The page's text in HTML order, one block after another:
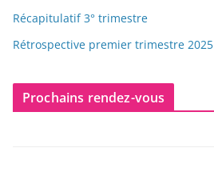
Récapitulatif 3° trimestre
Rétrospective premier trimestre 2025
Prochains rendez-vous